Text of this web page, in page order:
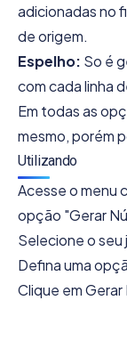
adicionadas no
de origem.
Espelho: So é
com cada linha
Em todas as
mesmo, porém
Utilizando
Acesse o menu
opção "Gerar
Selecione o
Defina uma
Clique em